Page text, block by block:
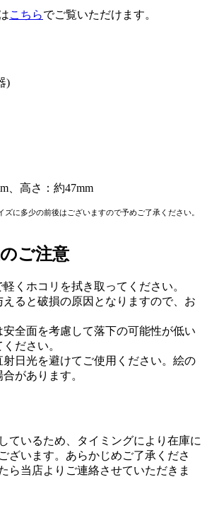
こちらでご覧いただけます。
)
、高さ：約47mm
ズに多少の前後はございますので予めご了承ください。
ご注意
軽くホコリを拭き取ってください。
えると破損の原因となりますので、お
安全面を考慮して落下の可能性が低い
ださい。
射日光を避けてご使用ください。絵の
があります。
ているため、タイミングにより在庫に
ざいます。あらかじめご了承くださ
ら当店よりご連絡させていただきま